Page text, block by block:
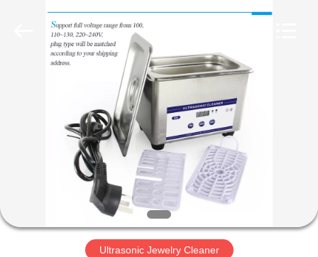
PRODUKTY
O
Ultrasonic Jewelry Cleaner